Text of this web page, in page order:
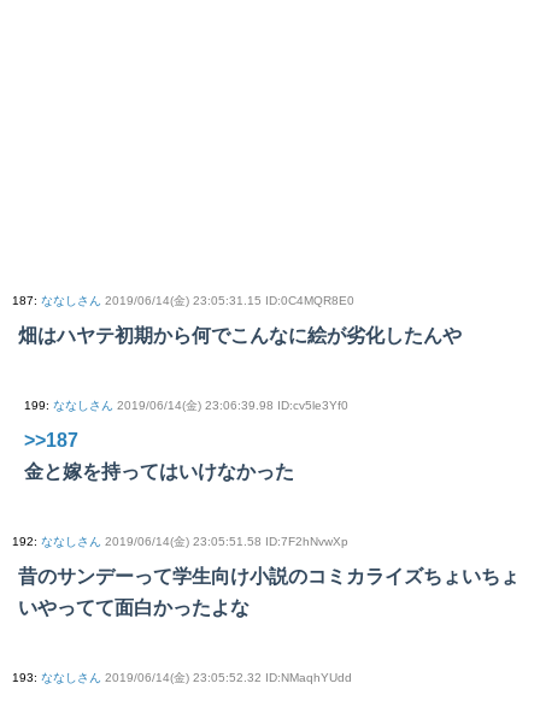
187: ななしさん 2019/06/14(金) 23:05:31.15 ID:0C4MQR8E0
畑はハヤテ初期から何でこんなに絵が劣化したんや
199: ななしさん 2019/06/14(金) 23:06:39.98 ID:cv5le3Yf0
>>187
金と嫁を持ってはいけなかった
192: ななしさん 2019/06/14(金) 23:05:51.58 ID:7F2hNvwXp
昔のサンデーって学生向け小説のコミカライズちょいちょ
いやってて面白かったよな
193: ななしさん 2019/06/14(金) 23:05:52.32 ID:NMaqhYUdd